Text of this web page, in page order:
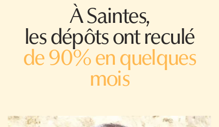
À Saintes,
les dépôts ont reculé
de 90% en quelques
mois